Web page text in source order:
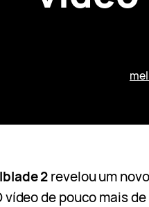
2revelou um
vídeo de pouco mais